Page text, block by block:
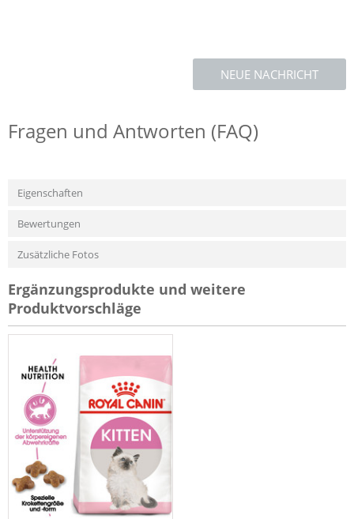
NEUE NACHRICHT
Fragen und Antworten (FAQ)
Eigenschaften
Bewertungen
Zusätzliche Fotos
Ergänzungsprodukte und weitere
Produktvorschläge